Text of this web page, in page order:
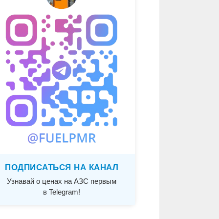
ПОДПИСАТЬСЯ НА КАНАЛ
Узнавай о ценах на АЗС первым
в Telegram!